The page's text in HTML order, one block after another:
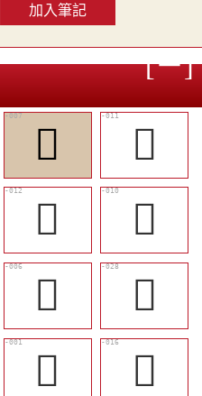
加入筆記
󴏎
󴏒
󴏓
󴏑
󴏍
󴏢
𥦻
󴏗